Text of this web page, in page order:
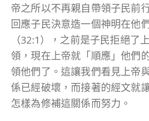
帝之所以不再親自帶領子民前
回應子民決意造一個神明在他
（32:1），之前是子民拒絕了
領，現在上帝就「順應」他們
領他們了。這讓我們看見上帝
係已經破壞，而接著的經文就
怎樣為修補這關係而努力。